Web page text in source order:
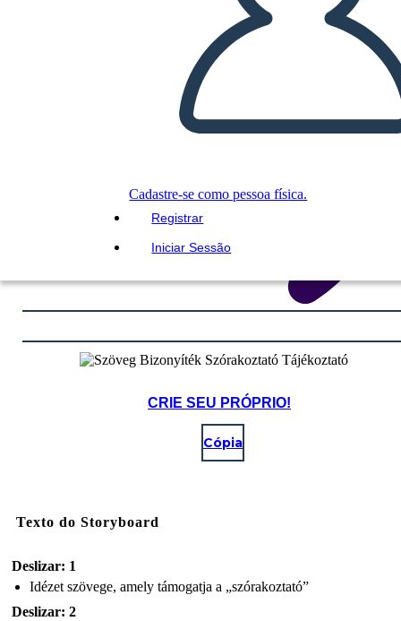
Cadastre-se como pessoa física.
Registrar
Iniciar Sessão
CRIE SEU PRÓPRIO!
Cópia
Texto do Storyboard
Deslizar: 1
Idézet szövege, amely támogatja a „szórakoztató”
Deslizar: 2